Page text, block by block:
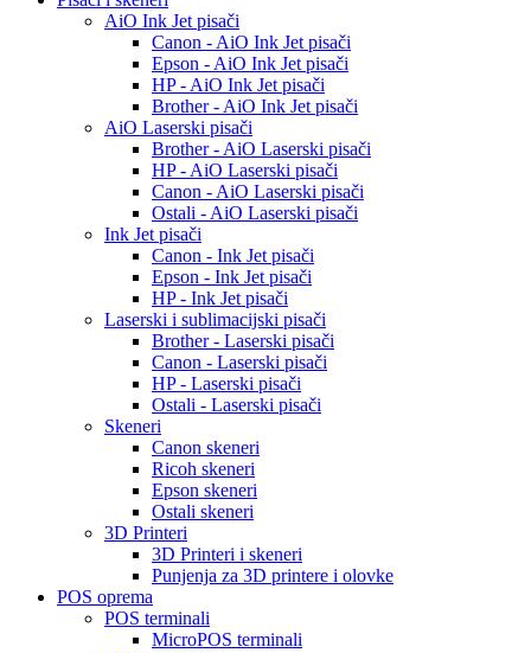
AiO Ink Jet pisači
Canon - AiO Ink Jet pisači
Epson - AiO Ink Jet pisači
HP - AiO Ink Jet pisači
Brother - AiO Ink Jet pisači
AiO Laserski pisači
Brother - AiO Laserski pisači
HP - AiO Laserski pisači
Canon - AiO Laserski pisači
Ostali - AiO Laserski pisači
Ink Jet pisači
Canon - Ink Jet pisači
Epson - Ink Jet pisači
HP - Ink Jet pisači
Laserski i sublimacijski pisači
Brother - Laserski pisači
Canon - Laserski pisači
HP - Laserski pisači
Ostali - Laserski pisači
Skeneri
Canon skeneri
Ricoh skeneri
Epson skeneri
Ostali skeneri
3D Printeri
3D Printeri i skeneri
Punjenja za 3D printere i olovke
POS oprema
POS terminali
MicroPOS terminali